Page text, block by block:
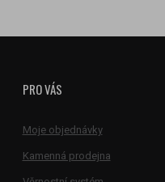
PRO VÁS
Moje objednávky
Kamenná prodejna